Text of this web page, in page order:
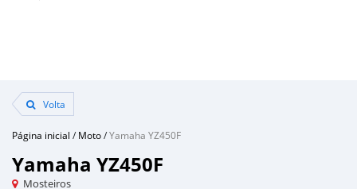
Volta
Página inicial /Moto/Yamaha YZ450F
Yamaha YZ450F
Mosteiros